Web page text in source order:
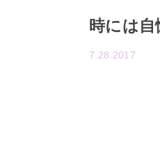
時には
7.28.2017